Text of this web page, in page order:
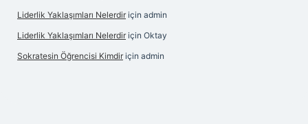
Liderlik Yaklaşımları Nelerdir için admin
Liderlik Yaklaşımları Nelerdir için Oktay
Sokratesin Öğrencisi Kimdir için admin